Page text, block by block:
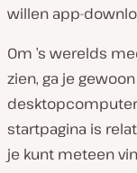
willen app-
Om ’s werelds
zien, ga je
desktopcomputer
startpagina is
je kunt meteen